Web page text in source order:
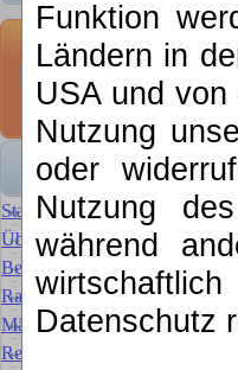
Funktion
Ländern in
USA und
Nutzung
oder
Nutzung
während
Datenschutz
Startseite
Über MKE
Bewertung für Ihre Sammlung
Rat & Tat
Märklin Ersatzteilservice
Reparaturservice Reparaturen